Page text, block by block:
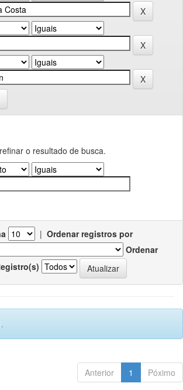
o resultado de busca.
| Ordenar registros por
Ordenar
Anterior 1 Póximo